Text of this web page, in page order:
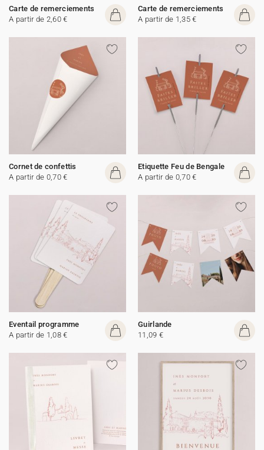
Carte de remerciements
A partir de 2,60 €
Carte de remerciements
A partir de 1,35 €
Cornet de confettis
A partir de 0,70 €
Etiquette Feu de Bengale
A partir de 0,70 €
Eventail programme
A partir de 1,08 €
Guirlande
11,09 €